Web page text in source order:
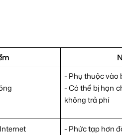
- Phụ thuộc vào
- Có thể bị hạn
không trả phí
- Phức tạp hơn